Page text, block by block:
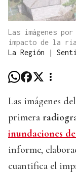
Las imágenes
impacto de la
La Región |
Las imágenes
primera
inundaciones
informe,
cuantifica el